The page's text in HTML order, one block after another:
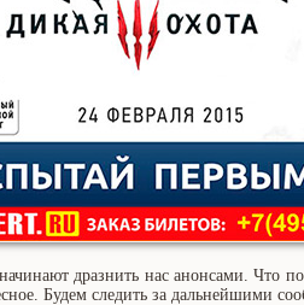
дразнить нас анонсами. Что
Будем следить за дальнейшими